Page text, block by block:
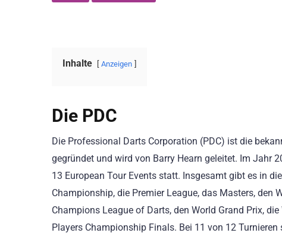
Inhalte Anzeigen
Die PDC
Die Professional Darts Corporation (PDC) ist die
gegründet und wird von Barry Hearn geleitet. Im Jahr
13 European Tour Events statt. Insgesamt gibt es in
Championship, die Premier League, das Masters, den
Champions League of Darts, den World Grand Prix,
Players Championship Finals. Bei 11 von 12